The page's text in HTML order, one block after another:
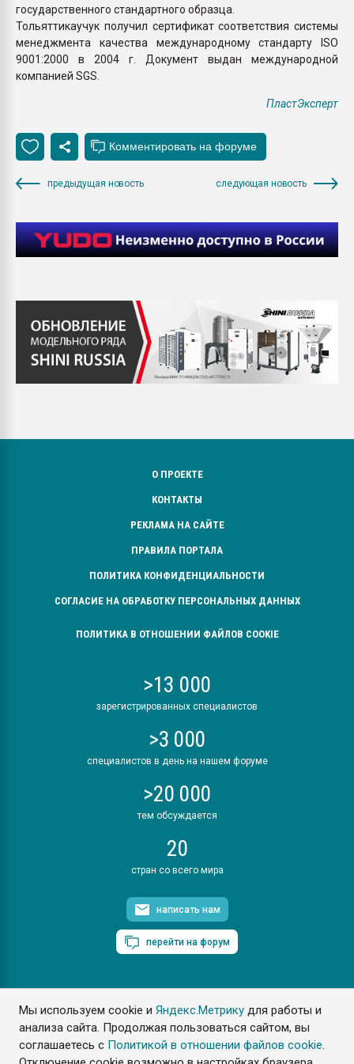
Мы используем cookie иЯндекс.Метрику для работы и
анализа сайта. Продолжая пользоваться сайтом, вы
соглашаетесь с Политикой в отношении файлов cookie.
государственного стандартного образца.
Тольяттикаучук получил сертификат соответствия системы
менеджмента качества международному стандарту ISO
9001:2000 в 2004 г. Документ выдан международной
компанией SGS.
ПластЭксперт
предыдущая новость следующая новость
О ПРОЕКТЕ
КОНТАКТЫ
РЕКЛАМА НА САЙТЕ
ПРАВИЛА ПОРТАЛА
ПОЛИТИКА КОНФИДЕНЦИАЛЬНОСТИ
СОГЛАСИЕ НА ОБРАБОТКУ ПЕРСОНАЛЬНЫХ ДАННЫХ
ПОЛИТИКА В ОТНОШЕНИИ ФАЙЛОВ COOKIE
>13 000
зарегистрированных специалистов
>3 000
специалистов в день на нашем форуме
>20 000
тем обсуждается
20
стран со всего мира
написать нам
перейти на форум
ПластЭксперт © 2006. Все права защищены
Разрешается копирование материалов сайта с обязательной
ссылкой на www.e-plastic.ru
Разработка сайта